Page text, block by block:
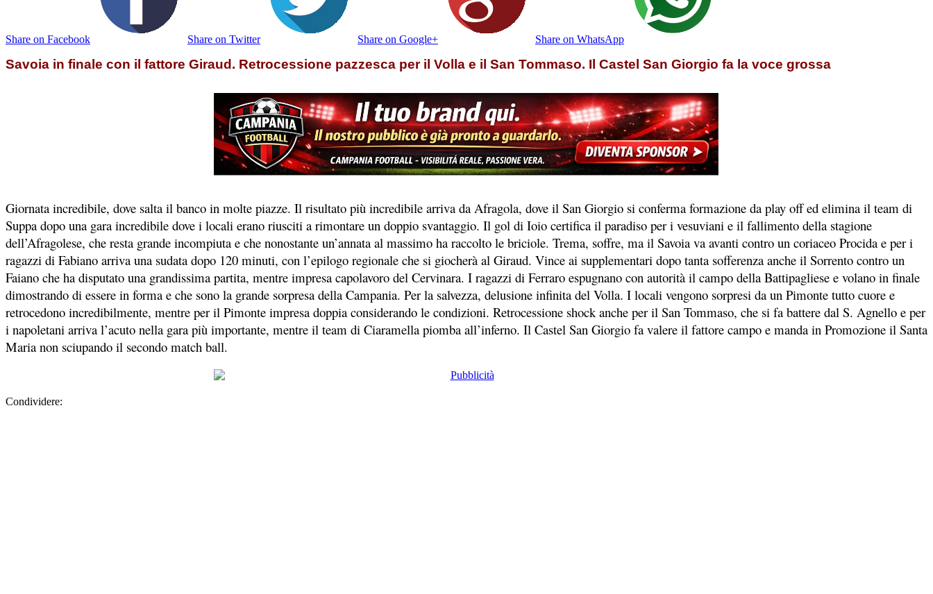
Share on Facebook Share on Twitter Share on Google+ Share on WhatsApp
Savoia in finale con il fattore Giraud. Retrocessione pazzesca per il Volla e il San Tommaso. Il Castel San Giorgio fa la voce grossa
Giornata incredibile, dove salta il banco in molte piazze. Il risultato più incredibile arriva da Afragola, dove il San Giorgio si conferma formazione da play off ed elimina il team di
Suppa dopo una gara incredibile dove i locali erano riusciti a rimontare un doppio svantaggio. Il gol di Ioio certifica il paradiso per i vesuviani e il fallimento della stagione
dell’Afragolese, che resta grande incompiuta e che nonostante un’annata al massimo ha raccolto le briciole. Trema, soffre, ma il Savoia va avanti contro un coriaceo Procida e per i
ragazzi di Fabiano arriva una sudata dopo 120 minuti, con l’epilogo regionale che si giocherà al Giraud. Vince ai supplementari dopo tanta sofferenza anche il Sorrento contro un
Faiano che ha disputato una grandissima partita, mentre impresa capolavoro del Cervinara. I ragazzi di Ferraro espugnano con autorità il campo della Battipagliese e volano in finale
dimostrando di essere in forma e che sono la grande sorpresa della Campania. Per la salvezza, delusione infinita del Volla. I locali vengono sorpresi da un Pimonte tutto cuore e
retrocedono incredibilmente, mentre per il Pimonte impresa doppia considerando le condizioni. Retrocessione shock anche per il San Tommaso, che si fa battere dal S. Agnello e per
i napoletani arriva l’acuto nella gara più importante, mentre il team di Ciaramella piomba all’inferno. Il Castel San Giorgio fa valere il fattore campo e manda in Promozione il Santa
Maria non sciupando il secondo match ball.